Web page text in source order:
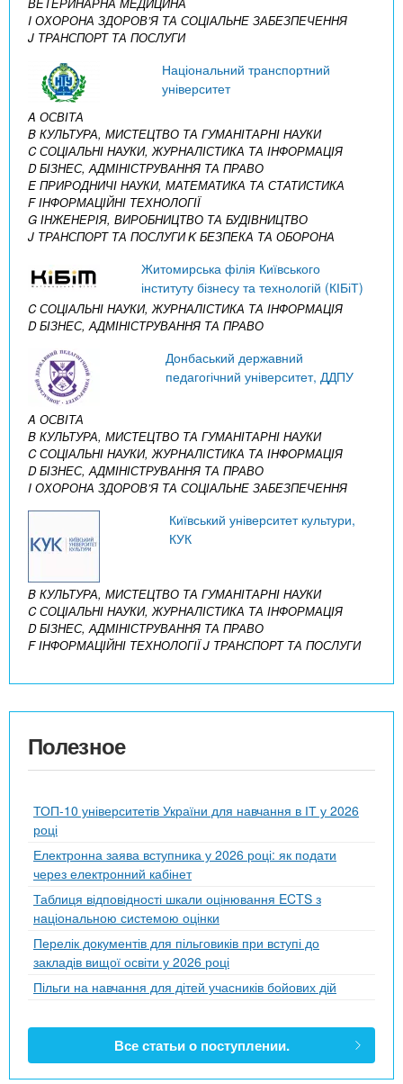
I ОХОРОНА ЗДОРОВ’Я ТА СОЦІАЛЬНЕ ЗАБЕЗПЕЧЕННЯ
J ТРАНСПОРТ ТА ПОСЛУГИ
Національний транспортний
університет
A ОСВІТА
B КУЛЬТУРА, МИСТЕЦТВО ТА ГУМАНІТАРНІ НАУКИ
C СОЦІАЛЬНІ НАУКИ, ЖУРНАЛІСТИКА ТА ІНФОРМАЦІЯ
D БІЗНЕС, АДМІНІСТРУВАННЯ ТА ПРАВО
E ПРИРОДНИЧІ НАУКИ, МАТЕМАТИКА ТА СТАТИСТИКА
F ІНФОРМАЦІЙНІ ТЕХНОЛОГІЇ
G ІНЖЕНЕРІЯ, ВИРОБНИЦТВО ТА БУДІВНИЦТВО
J ТРАНСПОРТ ТА ПОСЛУГИK БЕЗПЕКА ТА ОБОРОНА
Житомирська філія Київського
інституту бізнесу та технологій (КІБіТ)
C СОЦІАЛЬНІ НАУКИ, ЖУРНАЛІСТИКА ТА ІНФОРМАЦІЯ
D БІЗНЕС, АДМІНІСТРУВАННЯ ТА ПРАВО
Донбаський державний
педагогічний університет, ДДПУ
A ОСВІТА
B КУЛЬТУРА, МИСТЕЦТВО ТА ГУМАНІТАРНІ НАУКИ
C СОЦІАЛЬНІ НАУКИ, ЖУРНАЛІСТИКА ТА ІНФОРМАЦІЯ
D БІЗНЕС, АДМІНІСТРУВАННЯ ТА ПРАВО
I ОХОРОНА ЗДОРОВ’Я ТА СОЦІАЛЬНЕ ЗАБЕЗПЕЧЕННЯ
Київський університет культури,
КУК
B КУЛЬТУРА, МИСТЕЦТВО ТА ГУМАНІТАРНІ НАУКИ
C СОЦІАЛЬНІ НАУКИ, ЖУРНАЛІСТИКА ТА ІНФОРМАЦІЯ
D БІЗНЕС, АДМІНІСТРУВАННЯ ТА ПРАВО
F ІНФОРМАЦІЙНІ ТЕХНОЛОГІЇJ ТРАНСПОРТ ТА ПОСЛУГИ
Полезное
ТОП-10 університетів України для навчання в ІТ у 2026
році
Електронна заява вступника у 2026 році: як подати
через електронний кабінет
Таблиця відповідності шкали оцінювання ECTS з
національною системою оцінки
Перелік документів для пільговиків при вступі до
закладів вищої освіти у 2026 році
Пільги на навчання для дітей учасників бойових дій
Все статьи о поступлении.